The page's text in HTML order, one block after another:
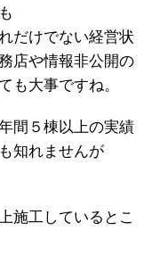
だけでない経営状
店や情報非公開の
も大事ですね。
間５棟以上の実績
知れませんが
施工しているとこ